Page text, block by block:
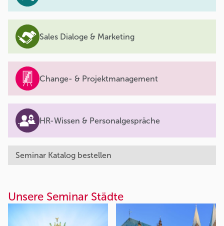
Sales Dialoge & Marketing
Change- & Projektmanagement
HR-Wissen & Personalgespräche
Seminar Katalog bestellen
Unsere Seminar Städte